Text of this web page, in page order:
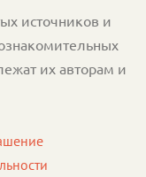
источников и
их авторам и